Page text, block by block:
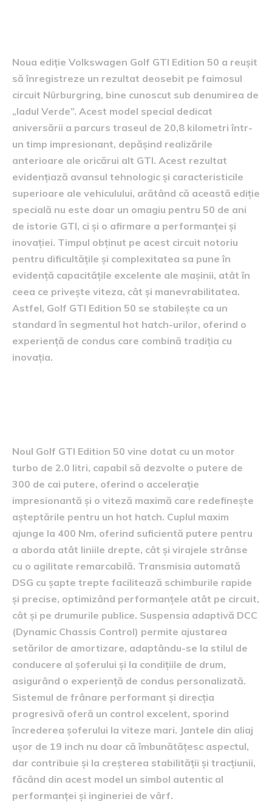
Noua ediție Volkswagen Golf GTI Edition 50 a reușit
să înregistreze un rezultat deosebit pe faimosul
circuit Nürburgring, bine cunoscut sub denumirea de
„Iadul Verde”. Acest model special dedicat
aniversării a parcurs traseul de 20,8 kilometri într-
un timp impresionant, depășind realizările
anterioare ale oricărui alt GTI. Acest rezultat
evidențiază avansul tehnologic și caracteristicile
superioare ale vehiculului, arătând că această ediție
specială nu este doar un omagiu pentru 50 de ani
de istorie GTI, ci și o afirmare a performanței și
inovației. Timpul obținut pe acest circuit notoriu
pentru dificultățile și complexitatea sa pune în
evidență capacitățile excelente ale mașinii, atât în
ceea ce privește viteza, cât și manevrabilitatea.
Astfel, Golf GTI Edition 50 se stabilește ca un
standard în segmentul hot hatch-urilor, oferind o
experiență de condus care combină tradiția cu
inovația.
Noul Golf GTI Edition 50 vine dotat cu un motor
turbo de 2.0 litri, capabil să dezvolte o putere de
300 de cai putere, oferind o accelerație
impresionantă și o viteză maximă care redefinește
așteptările pentru un hot hatch. Cuplul maxim
ajunge la 400 Nm, oferind suficientă putere pentru
a aborda atât liniile drepte, cât și virajele strânse
cu o agilitate remarcabilă. Transmisia automată
DSG cu șapte trepte facilitează schimburile rapide
și precise, optimizând performanțele atât pe circuit,
cât și pe drumurile publice. Suspensia adaptivă DCC
(Dynamic Chassis Control) permite ajustarea
setărilor de amortizare, adaptându-se la stilul de
conducere al șoferului și la condițiile de drum,
asigurând o experiență de condus personalizată.
Sistemul de frânare performant și direcția
progresivă oferă un control excelent, sporind
încrederea șoferului la viteze mari. Jantele din aliaj
ușor de 19 inch nu doar că îmbunătățesc aspectul,
dar contribuie și la creșterea stabilității și tracțiunii,
făcând din acest model un simbol autentic al
performanței și ingineriei de vârf.